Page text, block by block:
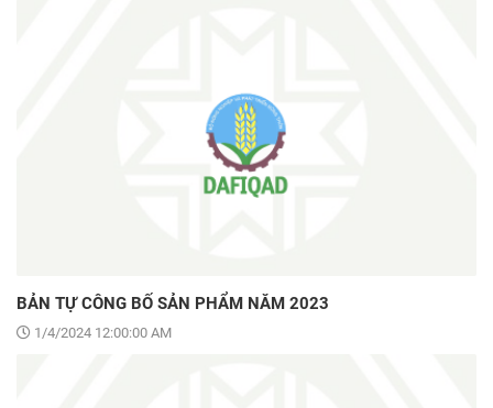
BẢN TỰ CÔNG BỐ SẢN PHẨM NĂM 2023
1/4/2024 12:00:00 AM